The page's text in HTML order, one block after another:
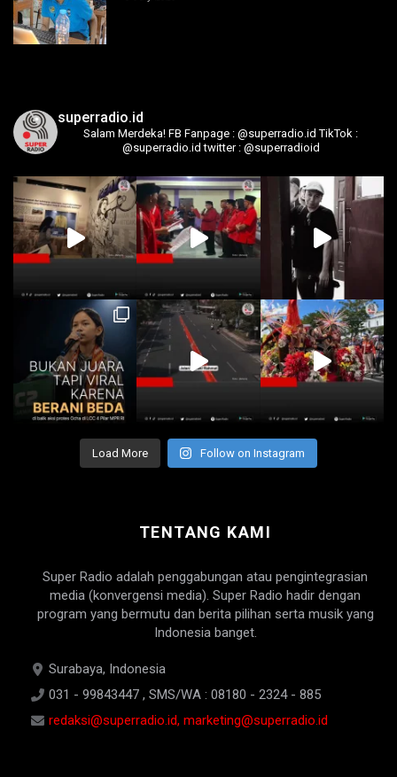
superradio.id
Salam Merdeka! FB Fanpage : @superradio.id TikTok :
@superradio.id twitter : @superradioid
Load More Follow on Instagram
TENTANG KAMI
Super Radio adalah penggabungan atau pengintegrasian
media (konvergensi media). Super Radio hadir dengan
program yang bermutu dan berita pilihan serta musik yang
Indonesia banget.
Surabaya, Indonesia
031 - 99843447 , SMS/WA : 08180 - 2324 - 885
redaksi@superradio.id, marketing@superradio.id